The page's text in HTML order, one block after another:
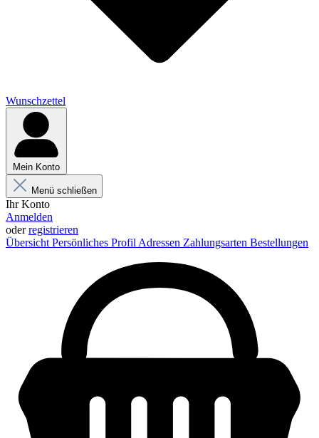
Wunschzettel
Mein Konto
Menü schließen
Ihr Konto
Anmelden
oderregistrieren
Übersicht Persönliches Profil Adressen Zahlungsarten Bestellungen